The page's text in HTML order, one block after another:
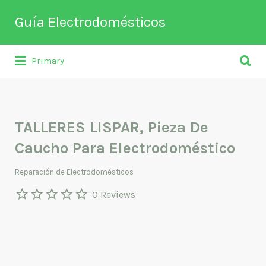
Guía Electrodomésticos
Directorio de empresas relacionadas
Buscar
por:
Primary
por:
TALLERES LISPAR, Pieza De
Caucho Para Electrodoméstico
Reparación de Electrodomésticos
0 Reviews